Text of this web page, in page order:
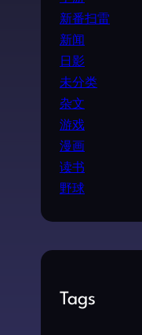
新番扫雷
新闻
日影
未分类
杂文
游戏
漫画
读书
野球
Tags